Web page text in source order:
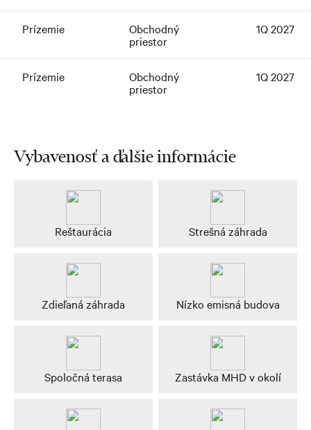
Prízemie
Obchodný
priestor
1Q 2027
Prízemie
Obchodný
priestor
1Q 2027
Vybavenosť a ďalšie informácie
Reštaurácia Strešná záhrada
Zdieľaná záhrada Nízko emisná budova
Spoločná terasa Zastávka MHD v okolí